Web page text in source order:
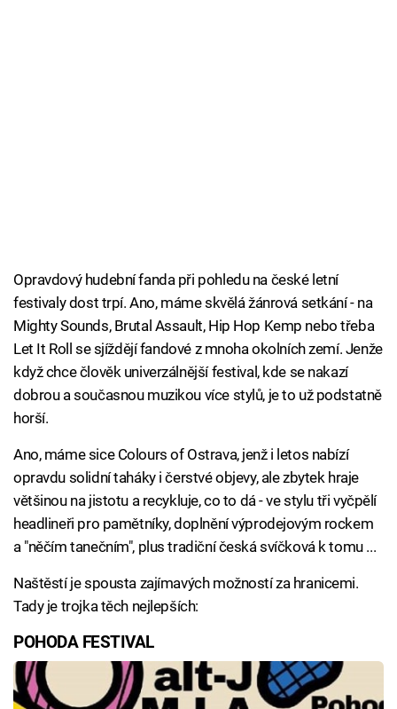
Opravdový hudební fanda při pohledu na české letní
festivaly dost trpí. Ano, máme skvělá žánrová setkání - na
Mighty Sounds, Brutal Assault, Hip Hop Kemp nebo třeba
Let It Roll se sjíždějí fandové z mnoha okolních zemí. Jenže
když chce člověk univerzálnější festival, kde se nakazí
dobrou a současnou muzikou více stylů, je to už podstatně
horší.
Ano, máme sice Colours of Ostrava, jenž i letos nabízí
opravdu solidní taháky i čerstvé objevy, ale zbytek hraje
většinou na jistotu a recykluje, co to dá - ve stylu tři vyčpělí
headlineři pro pamětníky, doplnění výprodejovým rockem
a "něčím tanečním", plus tradiční česká svíčková k tomu ...
Naštěstí je spousta zajímavých možností za hranicemi.
Tady je trojka těch nejlepších:
POHODA FESTIVAL